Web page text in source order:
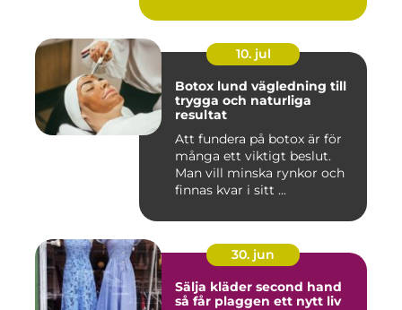
10. jul
Botox lund vägledning till
trygga och naturliga
resultat
Att fundera på botox är för
många ett viktigt beslut.
Man vill minska rynkor och
finnas kvar i sitt ...
30. jun
Sälja kläder second hand
så får plaggen ett nytt liv